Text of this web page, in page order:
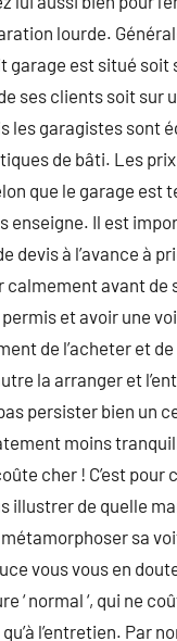
lourde.
garage est situé soit
ses clients soit sur
les garagistes sont
de bâti. Les
que le garage est
enseigne. Il est
devis à l’avance à
avant de
et avoir une
de l’acheter et
la arranger et
persister bien un
moins
cher ! C’est pour
illustrer de quelle
sa
vous vous en
‘ normal ‘, qui ne
l’entretien. Par